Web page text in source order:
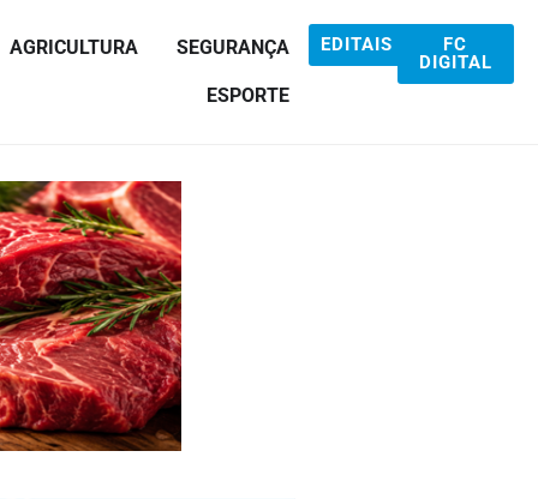
AGRICULTURA SEGURANÇA
ESPORTE
EDITAIS
FC
DIGITAL